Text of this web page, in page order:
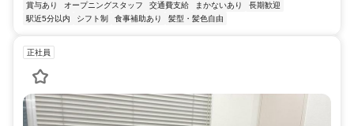
賞与あり
オープニングスタッフ 交通費支給 まかないあり
長期歓迎
駅近5分以内
シフト制 食事補助あり 髪型・髪色自由
正社員